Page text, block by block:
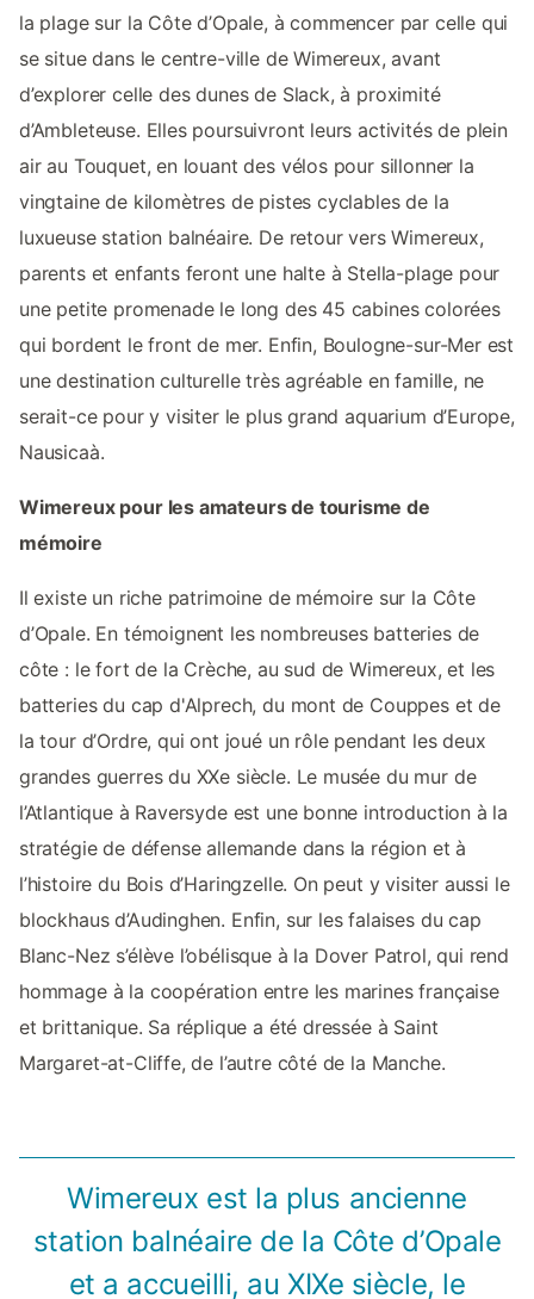
la plage sur la Côte d’Opale, à commencer par celle qui
se situe dans le centre-ville de Wimereux, avant
d’explorer celle des dunes de Slack, à proximité
d’Ambleteuse. Elles poursuivront leurs activités de plein
air au Touquet, en louant des vélos pour sillonner la
vingtaine de kilomètres de pistes cyclables de la
luxueuse station balnéaire. De retour vers Wimereux,
parents et enfants feront une halte à Stella-plage pour
une petite promenade le long des 45 cabines colorées
qui bordent le front de mer. Enfin, Boulogne-sur-Mer est
une destination culturelle très agréable en famille, ne
serait-ce pour y visiter le plus grand aquarium d’Europe,
Nausicaà.
Wimereux pour les amateurs de tourisme de
mémoire
Il existe un riche patrimoine de mémoire sur la Côte
d’Opale. En témoignent les nombreuses batteries de
côte : le fort de la Crèche, au sud de Wimereux, et les
batteries du cap d'Alprech, du mont de Couppes et de
la tour d’Ordre, qui ont joué un rôle pendant les deux
grandes guerres du XXe siècle. Le musée du mur de
l’Atlantique à Raversyde est une bonne introduction à la
stratégie de défense allemande dans la région et à
l’histoire du Bois d’Haringzelle. On peut y visiter aussi le
blockhaus d’Audinghen. Enfin, sur les falaises du cap
Blanc-Nez s’élève l’obélisque à la Dover Patrol, qui rend
hommage à la coopération entre les marines française
et brittanique. Sa réplique a été dressée à Saint
Margaret-at-Cliffe, de l’autre côté de la Manche.
Wimereux est la plus ancienne
station balnéaire de la Côte d’Opale
et a accueilli, au XIXe siècle, le